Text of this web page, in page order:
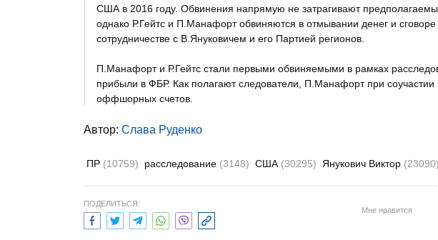
США в 2016 году. Обвинения напрямую не затрагивают
однако Р.Гейтс и П.Манафорт обвиняются в отмывании денег и
сотрудничестве с В.Януковичем и его Партией регионов.
П.Манафорт и Р.Гейтс стали первыми обвиняемыми в рамках
прибыли в ФБР. Как полагают следователи, П.Манафорт при
оффшорных счетов.
Автор: Слава Руденко
ПР (10759) расследование (3148) США (30295) Янукович Виктор (23090)
ПОДЕЛИТЬСЯ:
Мне нравится